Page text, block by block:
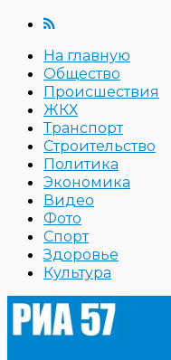
На главную
Общество
Происшествия
ЖКХ
Транспорт
Строительство
Политика
Экономика
Видео
Фото
Спорт
Здоровье
Культура